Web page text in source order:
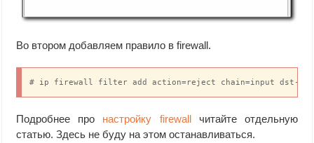
Во втором добавляем правило в firewall.
# ip firewall filter add action=reject chain=input dst-
Подробнее про настройку firewallчитайте отдельную
статью. Здесь не буду на этом останавливаться.